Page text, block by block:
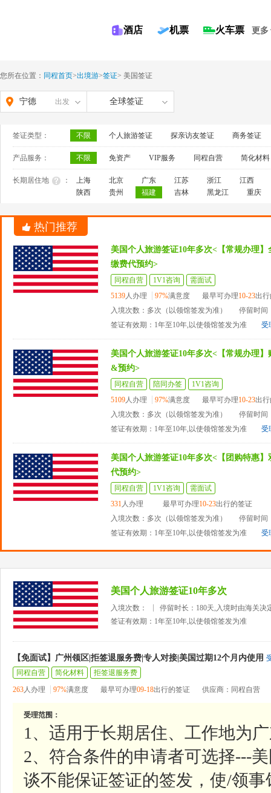
酒店 机票 火车票 更多
您所在位置： 同程首页>出境游>签证> 美国签证
宁德 出发 全球签证
签证类型： 不限 个人旅游签证 探亲访友签证 商务签证
产品服务： 不限 免资产 VIP服务 同程自营 简化材料
长期居住地 ： 上海 北京 广东 江苏 浙江
江西
陕西
贵州 福建 吉林 黑龙江 重庆
热门推荐
美国个人旅游签证10年多次<【常规办理
缴费代预约>
同程自营 1V1咨询
需面试
5139人办理 97%满意度 最早可办理10-23出
入境次数：多次（以领馆签发为准）
停留时间
签证有效期：1年至10年,以使领馆签发为准
受
美国个人旅游签证10年多次<【常规办理
&预约>
同程自营 陪同办签
1V1咨询
5109人办理 97%满意度 最早可办理10-23出
入境次数：多次（以领馆签发为准）
停留时间
签证有效期：1年至10年,以使领馆签发为准
受
美国个人旅游签证10年多次<【团购特惠
代预约>
同程自营 1V1咨询
需面试
331人办理 最早可办理10-23出行的签证
入境次数：多次（以领馆签发为准）
停留时间
签证有效期：1年至10年,以使领馆签发为准
受
美国个人旅游签证10年多次
入境次数：
停留时长：180天,入境时由海关决
签证有效期：1年至10年,以使领馆签发为准
【免面试】广州领区|拒签退服务费|专人对接|美国过期12个月内使用
同程自营
简化材料
拒签退服务费
263人办理 97%满意度 最早可办理09-18出行的签证 供应商：同程自营
受理范围：
1、适用于长期居住、工作地为
2、符合条件的申请者可选择---
谈不能保证签证的签发，使/领